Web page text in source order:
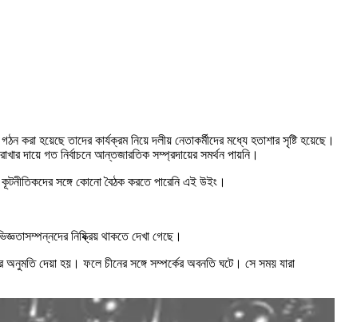
হয়েছে তাদের কার্যক্রম নিয়ে দলীয় নেতাকর্মীদের মধ্যে হতাশার সৃষ্টি হয়েছে।
দায়ে গত নির্বাচনে আন্তজারতিক সম্প্রদায়ের সমর্থন পায়নি।
সঙ্গে কোনো বৈঠক করতে পারেনি এই উইং।
নিষ্ক্রিয় থাকতে দেখা গেছে।
দেয়া হয়। ফলে চীনের সঙ্গে সম্পর্কের অবনতি ঘটে। সে সময় যারা